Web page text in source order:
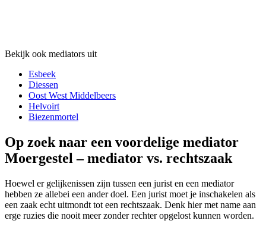
Bekijk ook mediators uit
Esbeek
Diessen
Oost West Middelbeers
Helvoirt
Biezenmortel
Op zoek naar een voordelige mediator
Moergestel – mediator vs. rechtszaak
Hoewel er gelijkenissen zijn tussen een jurist en een mediator
hebben ze allebei een ander doel. Een jurist moet je inschakelen als
een zaak echt uitmondt tot een rechtszaak. Denk hier met name aan
erge ruzies die nooit meer zonder rechter opgelost kunnen worden.